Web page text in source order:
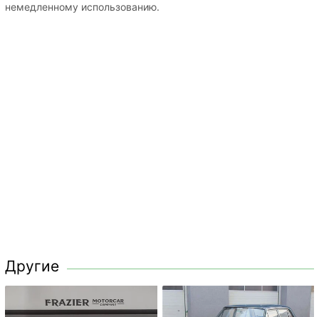
немедленному использованию.
Другие